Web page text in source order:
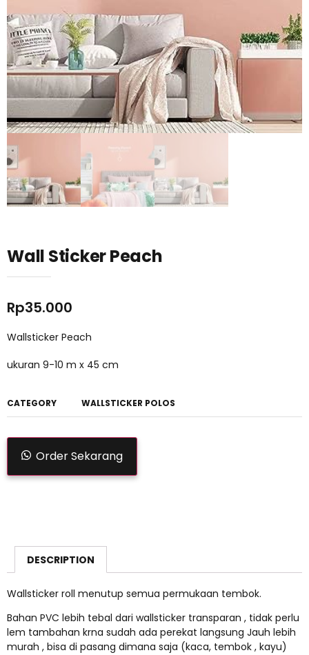
Wall Sticker Peach
Rp35.000
Wallsticker Peach
ukuran 9-10 m x 45 cm
CATEGORY WALLSTICKER POLOS
Order Sekarang
DESCRIPTION
Wallsticker roll menutup semua permukaan tembok.
Bahan PVC lebih tebal dari wallsticker transparan , tidak perlu
lem tambahan krna sudah ada perekat langsung Jauh lebih
murah , bisa di pasang dimana saja (kaca, tembok , kayu)